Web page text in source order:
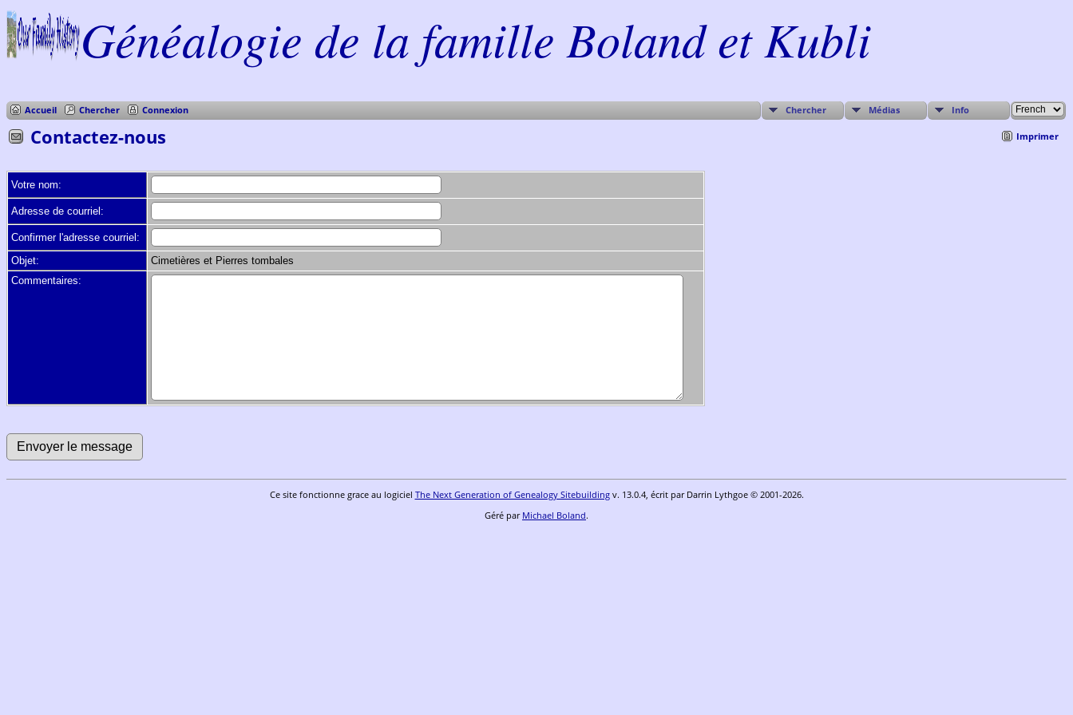
Généalogie de la famille Boland et Kubli
Accueil Chercher Connexion Chercher Médias Info
Imprimer
Contactez-nous
Votre nom:
Adresse de courriel:
Confirmer l'adresse courriel:
Objet:
Cimetières et Pierres tombales
Commentaires:
Ce site fonctionne grace au logiciel The Next Generation of Genealogy Sitebuildingv. 13.0.4, écrit par Darrin Lythgoe © 2001-2026.
Géré par Michael Boland.